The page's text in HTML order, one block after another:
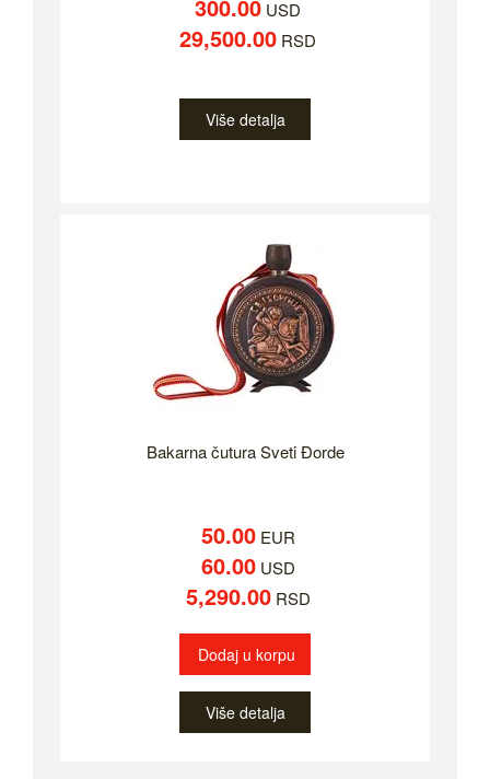
300.00 USD
29,500.00 RSD
Više detalja
Bakarna čutura Sveti Đorde
50.00EUR
60.00USD
5,290.00RSD
Dodaj u korpu
Više detalja